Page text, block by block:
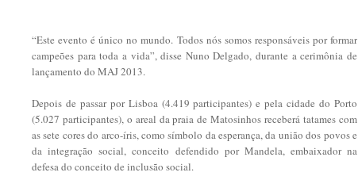
“Este evento é único no mundo. Todos nós somos responsáveis por formar
campeões para toda a vida”, disse Nuno Delgado, durante a cerimônia de
lançamento do MAJ 2013.
Depois de passar por Lisboa (4.419 participantes) e pela cidade do Porto
(5.027 participantes), o areal da praia de Matosinhos receberá tatames com
as sete cores do arco-íris, como símbolo da esperança, da união dos povos e
da integração social, conceito defendido por Mandela, embaixador na
defesa do conceito de inclusão social.